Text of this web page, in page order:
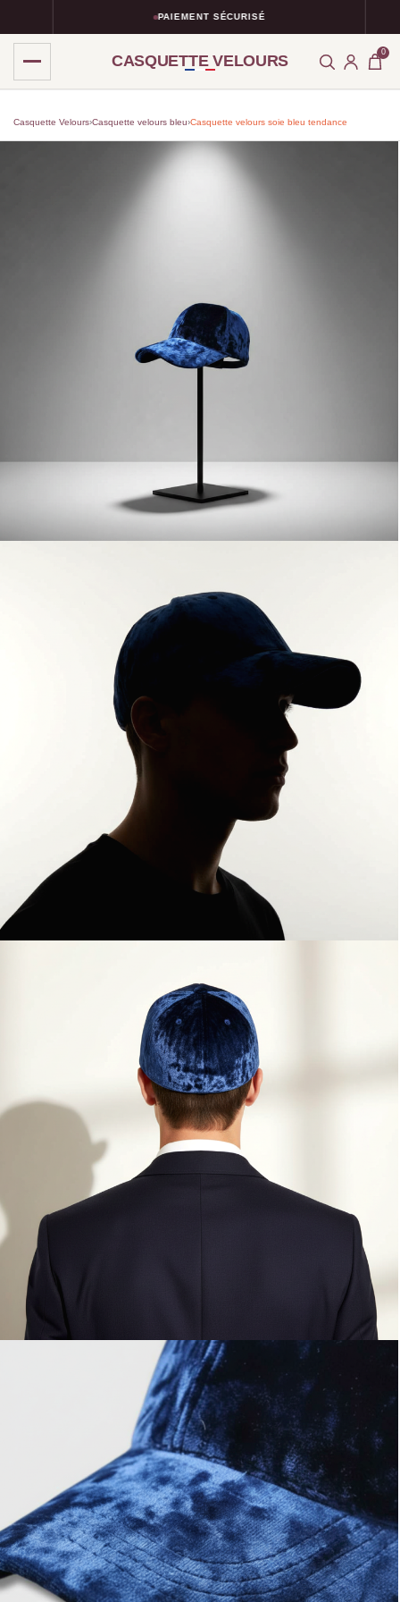
PAIEMENT SÉCURISÉ
CASQUETTE VELOURS 0
Casquette Velours›Casquette velours bleu›Casquette velours soie bleu tendance